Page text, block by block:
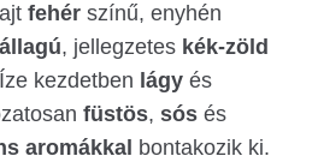
fehérszínű, enyhén
állagú, jellegzetes kék-zöld
kezdetben lágyés
füstös, sósés
aromákkal bontakozik ki.